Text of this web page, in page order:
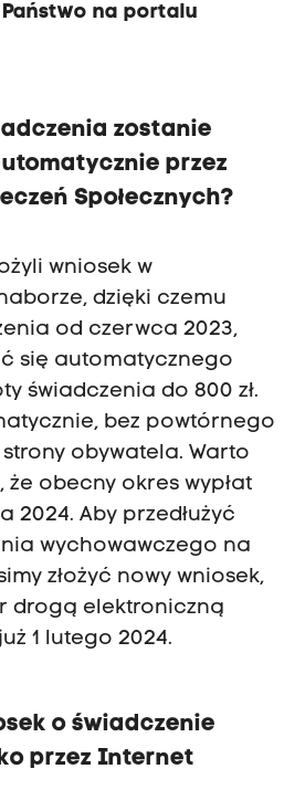
na portalu
zostanie
przez
Społecznych?
wniosek w
dzięki czemu
od czerwca 2023,
się automatycznego
świadczenia do 800 zł.
bez powtórnego
obywatela. Warto
obecny okres wypłat
2024. Aby przedłużyć
wychowawczego na
złożyć nowy wniosek,
drogą elektroniczną
1 lutego 2024.
o świadczenie
przez Internet